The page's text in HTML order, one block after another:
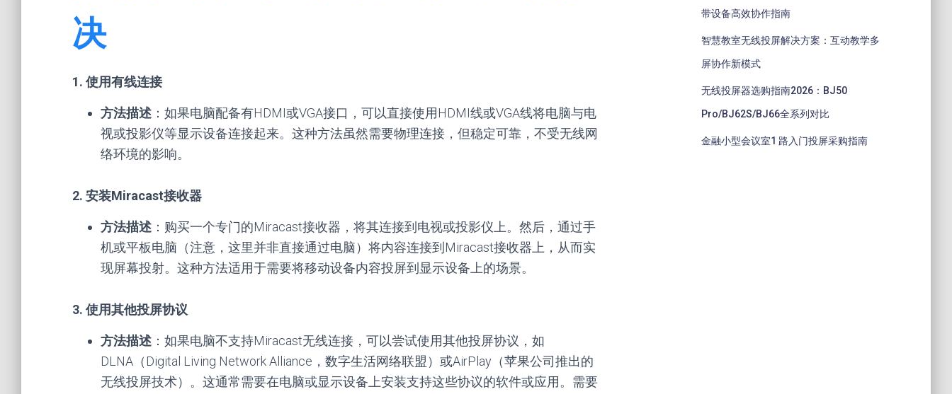
决
1. 使用有线连接
方法描述 ：如果电脑配备有HDMI或VGA接口，可以直接使用HDMI线或VGA线将电脑与电
视或投影仪等显示设备连接起来。这种方法虽然需要物理连接，但稳定可靠，不受无线网
络环境的影响。
2. 安装Miracast接收器
方法描述 ：购买一个专门的Miracast接收器，将其连接到电视或投影仪上。然后，通过手
机或平板电脑（注意，这里并非直接通过电脑）将内容连接到Miracast接收器上，从而实
现屏幕投射。这种方法适用于需要将移动设备内容投屏到显示设备上的场景。
3. 使用其他投屏协议
方法描述 ：如果电脑不支持Miracast无线连接，可以尝试使用其他投屏协议，如
DLNA（Digital Living Network Alliance，数字生活网络联盟）或AirPlay（苹果公司推出的
无线投屏技术）。这通常需要在电脑或显示设备上安装支持这些协议的软件或应用。需要
带设备高效协作指南
智慧教室无线投屏解决方案：互动教学多
屏协作新模式
无线投屏器选购指南2026：BJ50
Pro/BJ62S/BJ66全系列对比
金融小型会议室1 路入门投屏采购指南